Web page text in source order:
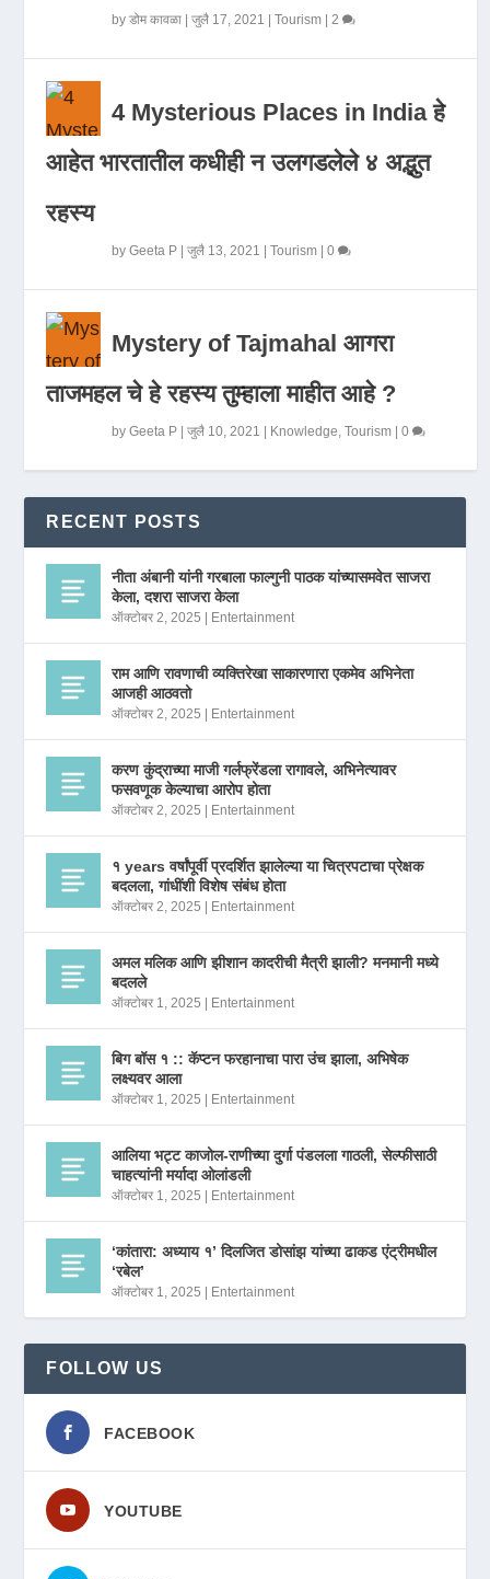
byडोम कावळा |जुलै 17, 2021 |Tourism |2
4 Mysterious Places in India हे
आहेत भारतातील कधीही न उलगडलेले ४ अद्भुत
रहस्य
byGeeta P |जुलै 13, 2021 |Tourism |0
Mystery of Tajmahal आगरा
ताजमहल चे हे रहस्य तुम्हाला माहीत आहे ?
byGeeta P |जुलै 10, 2021 Knowledge,Tourism |0
RECENT POSTS
नीता अंबानी यांनी गरबाला फाल्गुनी पाठक यांच्यासमवेत साजरा
केला, दशरा साजरा केला
ऑक्टोबर 2, 2025 Entertainment
राम आणि रावणाची व्यक्तिरेखा साकारणारा एकमेव अभिनेता
आजही आठवतो
ऑक्टोबर 2, 2025 Entertainment
करण कुंद्राच्या माजी गर्लफ्रेंडला रागावले, अभिनेत्यावर
फसवणूक केल्याचा आरोप होता
ऑक्टोबर 2, 2025 Entertainment
१ years वर्षांपूर्वी प्रदर्शित झालेल्या या चित्रपटाचा प्रेक्षक
बदलला, गांधींशी विशेष संबंध होता
ऑक्टोबर 2, 2025 Entertainment
अमल मलिक आणि झीशान कादरीची मैत्री झाली? मनमानी मध्ये
बदलले
ऑक्टोबर 1, 2025 Entertainment
बिग बॉस १ :: कॅप्टन फरहानाचा पारा उंच झाला, अभिषेक
लक्ष्यवर आला
ऑक्टोबर 1, 2025 Entertainment
आलिया भट्ट काजोल-राणीच्या दुर्गा पंडलला गाठली, सेल्फीसाठी
चाहत्यांनी मर्यादा ओलांडली
ऑक्टोबर 1, 2025 Entertainment
‘कांतारा: अध्याय १’ दिलजित डोसांझ यांच्या ढाकड एंट्रीमधील
‘रबेल’
ऑक्टोबर 1, 2025 Entertainment
FOLLOW US
FACEBOOK
YOUTUBE